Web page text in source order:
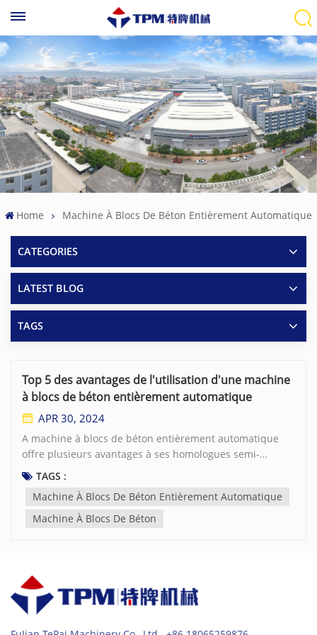
Home Machine À Blocs De Béton Entièrement Automatique
CATEGORIES
LATEST BLOG
TAGS
Top 5 des avantages de l'utilisation d'une machine
à blocs de béton entièrement automatique
APR 30, 2024
A machine à blocs de béton entièrement automatique
offre plusieurs avantages à ses homologues semi-
automatiques ou manuels. Voici les cinq principaux
automatique: 1. Productivité accrue : L'un des avantages
significatifs d'un machine à blocs de béton entièrement
automatisation élimine le besoin d'intervention
manuelle, permettant un fonctionnement continu et une
productivité accrue. 2. Qualité constante : Les machines
TAGS :
Machine À Blocs De Béton Entièrement Automatique
Machine À Blocs De Béton